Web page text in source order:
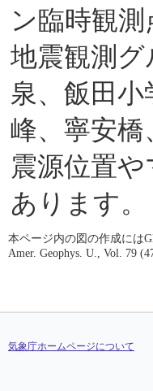
ン臨時観
地震観測
泉、飯田小
峰、寧安
震源位置
あります。
本ページ内の図の作成には
Amer. Geophys. U., Vol. 79
気象庁ホームページについて